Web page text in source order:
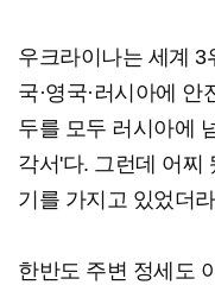
우크라이나는 세계 3
국·영국·러시아에
두를 모두 러시아에
각서'다. 그런데 어찌
기를 가지고 있었더
한반도 주변 정세도